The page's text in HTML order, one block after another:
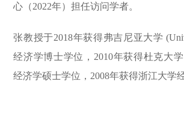
心（2022年）担任访问学者。
张教授于2018年获得弗吉尼亚大学
经济学博士学位，2010年获得杜克大学
经济学硕士学位，2008年获得浙江大学